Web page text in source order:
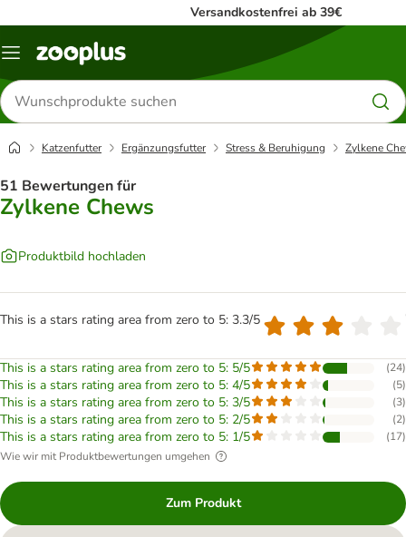
Versandkostenfrei ab 39€
Menü
Produkte
suchen
Katzenfutter Ergänzungsfutter Stress & Beruhigung Zylkene
51 Bewertungen für
Zylkene Chews
Produktbild hochladen
This is a stars rating area from zero to 5: 3.3/5
This is a stars rating area from zero to 5: 5/5 (24)
This is a stars rating area from zero to 5: 4/5 (5)
This is a stars rating area from zero to 5: 3/5 (3)
This is a stars rating area from zero to 5: 2/5 (2)
This is a stars rating area from zero to 5: 1/5 (17)
Wie wir mit Produktbewertungen umgehen
Zum Produkt